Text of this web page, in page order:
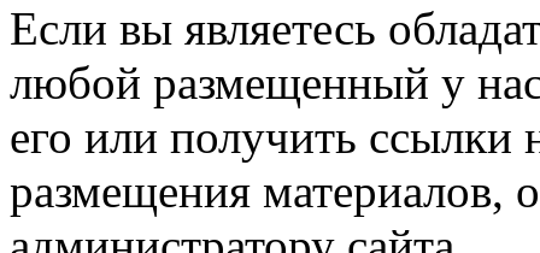
Если вы являетесь
любой размещенный у
его или получить ссылки
размещения материалов,